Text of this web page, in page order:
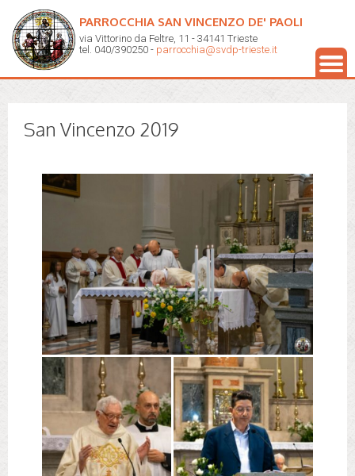
PARROCCHIA SAN VINCENZO DE' PAOLI
via Vittorino da Feltre, 11 - 34141 Trieste
tel. 040/390250 - parrocchia@svdp-trieste.it
San Vincenzo 2019